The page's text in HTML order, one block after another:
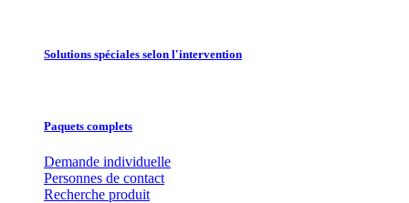
Solutions spéciales selon l'intervention
Paquets complets
Demande individuelle
Personnes de contact
Recherche produit